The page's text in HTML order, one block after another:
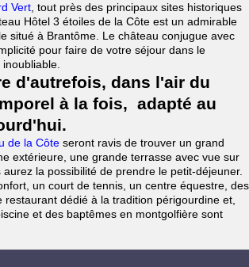
Vert , tout près des principaux sites historiques
Hôtel 3 étoiles de la Côte est un admirable
situé à Brantôme. Le château conjugue avec
pour faire de votre séjour dans le
d'autrefois, dans l'air du
à la fois, adapté au
de la Côte seront ravis de trouver un grand
extérieure, une grande terrasse avec vue sur
la possibilité de prendre le petit-déjeuner.
un court de tennis, un centre équestre, des
restaurant dédié à la tradition périgourdine et,
et des baptêmes en montgolfière sont